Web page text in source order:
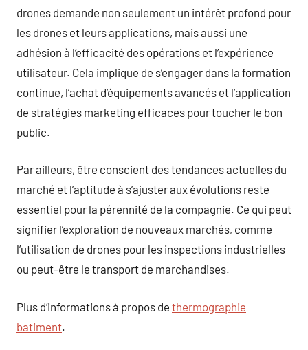
drones demande non seulement un intérêt profond pour
les drones et leurs applications, mais aussi une
adhésion à l’efficacité des opérations et l’expérience
utilisateur. Cela implique de s’engager dans la formation
continue, l’achat d’équipements avancés et l’application
de stratégies marketing efficaces pour toucher le bon
public.
Par ailleurs, être conscient des tendances actuelles du
marché et l’aptitude à s’ajuster aux évolutions reste
essentiel pour la pérennité de la compagnie. Ce qui peut
signifier l’exploration de nouveaux marchés, comme
l’utilisation de drones pour les inspections industrielles
ou peut-être le transport de marchandises.
Plus d’informations à propos de thermographie
batiment.